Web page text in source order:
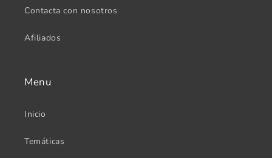
Contacta con nosotros
Afiliados
Menu
Inicio
Temáticas